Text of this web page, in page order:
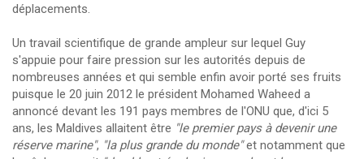
déplacements.
Un travail scientifique de grande ampleur sur lequel Guy
s'appuie pour faire pression sur les autorités depuis de
nombreuses années et qui semble enfin avoir porté ses fruits
puisque le 20 juin 2012 le président Mohamed Waheed a
annoncé devant les 191 pays membres de l'ONU que, d'ici 5
ans, les Maldives allaitent être "le premier pays à devenir une
réserve marine", "la plus grande du monde"et notamment que